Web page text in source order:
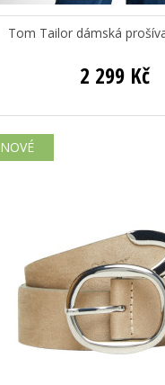
Tom Tailor dámská
2 299 Kč
NOVÉ